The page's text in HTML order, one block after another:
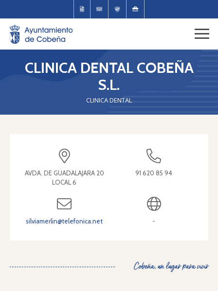
CLINICA DENTAL COBEÑA
S.L.
CLINICA DENTAL
AVDA. DE GUADALAJARA 20
LOCAL 6
91 620 85 94
silviamerlin@telefonica.net -
Cobeña, un lugar para vivir